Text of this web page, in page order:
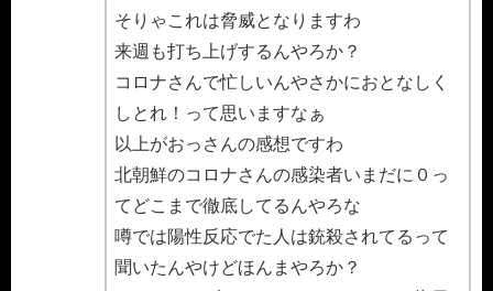
そりゃこれは脅威となりますわ
来週も打ち上げするんやろか？
コロナさんで忙しいんやさかにおとなしく
しとれ！って思いますなぁ
以上がおっさんの感想ですわ
北朝鮮のコロナさんの感染者いまだに０っ
てどこまで徹底してるんやろな
噂では陽性反応でた人は銃殺されてるって
聞いたんやけどほんまやろか？